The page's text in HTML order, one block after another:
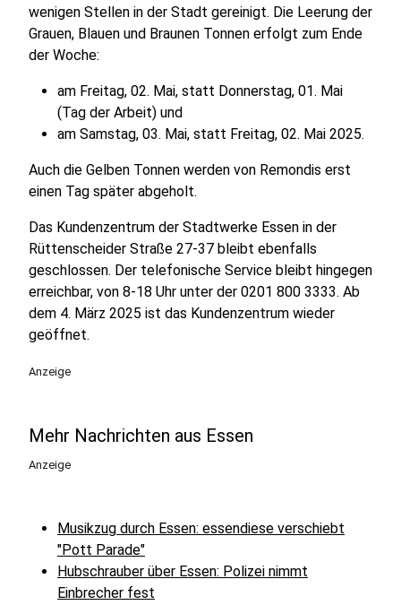
wenigen Stellen in der Stadt gereinigt. Die Leerung der
Grauen, Blauen und Braunen Tonnen erfolgt zum Ende
der Woche:
am Freitag, 02. Mai, statt Donnerstag, 01. Mai
(Tag der Arbeit) und
am Samstag, 03. Mai, statt Freitag, 02. Mai 2025.
Auch die Gelben Tonnen werden von Remondis erst
einen Tag später abgeholt.
Das Kundenzentrum der Stadtwerke Essen in der
Rüttenscheider Straße 27-37 bleibt ebenfalls
geschlossen. Der telefonische Service bleibt hingegen
erreichbar, von 8-18 Uhr unter der 0201 800 3333. Ab
dem 4. März 2025 ist das Kundenzentrum wieder
geöffnet.
Anzeige
Mehr Nachrichten aus Essen
Anzeige
Musikzug durch Essen: essendiese verschiebt
"Pott Parade"
Hubschrauber über Essen: Polizei nimmt
Einbrecher fest